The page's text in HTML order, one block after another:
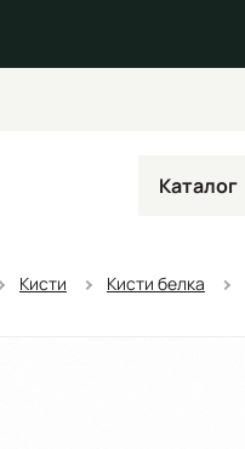
Каталог
Кисти Кисти белка